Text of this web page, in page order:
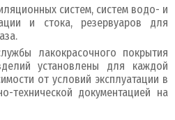
систем, систем водо- и
и стока, резервуаров для
лакокрасочного покрытия
установлены для каждой
от условий эксплуатации в
технической документацией на